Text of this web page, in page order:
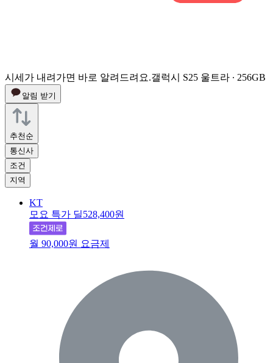
시세가 내려가면 바로 알려드려요.갤럭시 S25 울트라 ∙ 256GB
알림 받기
추천순
통신사
조건
지역
KT
모요 특가 딜528,400원
월 90,000원 요금제